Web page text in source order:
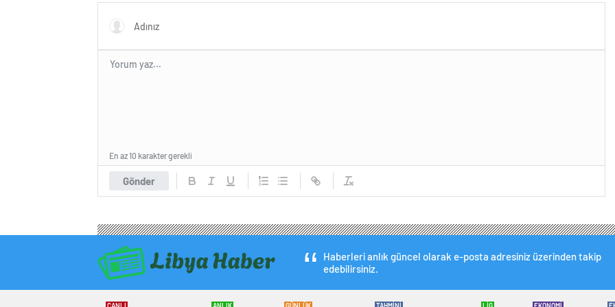
Gönder
En az 10 karakter gerekli
Haberleri anlık güncel olarak e-posta adresiniz üzerinden takip
edebilirsiniz.